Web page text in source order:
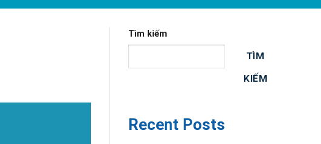
Tìm kiếm
TÌM
KIẾM
Recent Posts